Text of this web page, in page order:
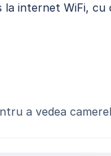
internet WiFi, cu
a vedea